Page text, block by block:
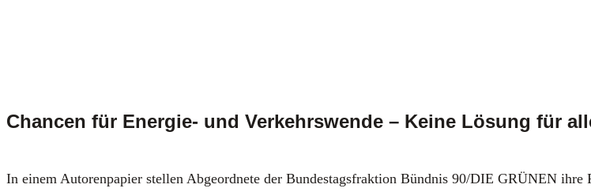
Chancen für Energie- und Verkehrswende – Keine Lösung für
In einem Autoren­pa­pier stel­len Abge­ord­ne­te der Bun­des­tags­frak­ti­on Bünd­nis 90/DIE GRÜNEN